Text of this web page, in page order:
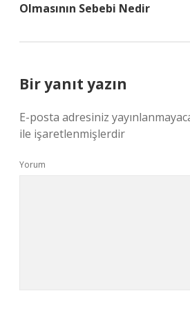
Olmasının Sebebi Nedir
Bir yanıt yazın
E-posta adresiniz
ile işaretlenmişlerdir
Yorum